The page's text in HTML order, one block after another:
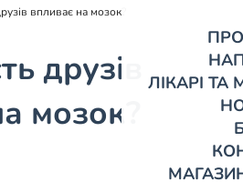
ЛІКАРІ
впливає на мозок?
друзів
мозок?